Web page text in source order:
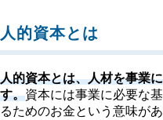
人的資本とは
人的資本とは、人材を事業
す。資本には事業に必要な
るためのお金という意味が